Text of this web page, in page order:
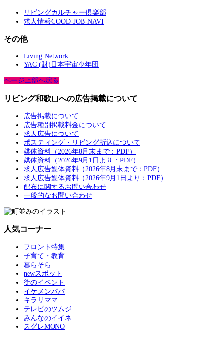
リビングカルチャー倶楽部
求人情報GOOD-JOB-NAVI
その他
Living Network
YAC (財)日本宇宙少年団
ページ上部へ戻る
リビング和歌山への広告掲載について
広告掲載について
広告種別掲載料金について
求人広告について
ポスティング・リビング折込について
媒体資料（2026年8月末まで：PDF）
媒体資料（2026年9月1日より：PDF）
求人広告媒体資料（2026年8月末まで：PDF）
求人広告媒体資料（2026年9月1日より：PDF）
配布に関するお問い合わせ
一般的なお問い合わせ
人気コーナー
フロント特集
子育て・教育
暮らそら
newスポット
街のイベント
イケメンパパ
キラリママ
テレビのツムジ
みんなのイイネ
スグレMONO